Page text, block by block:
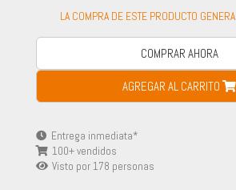
LA COMPRA DE ESTE PRODUCTO GENERA
COMPRAR AHORA
AGREGAR AL CARRITO
Entrega inmediata*
100+ vendidos
Visto por 178 personas